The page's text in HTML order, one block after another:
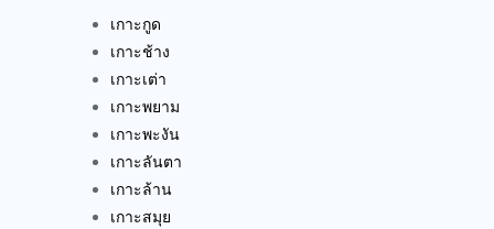
เกาะกูด
เกาะช้าง
เกาะเต่า
เกาะพยาม
เกาะพะงัน
เกาะลันตา
เกาะล้าน
เกาะสมุย